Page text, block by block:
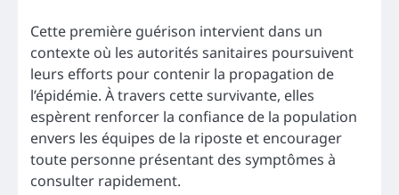
Cette première guérison intervient dans un
contexte où les autorités sanitaires poursuivent
leurs efforts pour contenir la propagation de
l’épidémie. À travers cette survivante, elles
espèrent renforcer la confiance de la population
envers les équipes de la riposte et encourager
toute personne présentant des symptômes à
consulter rapidement.